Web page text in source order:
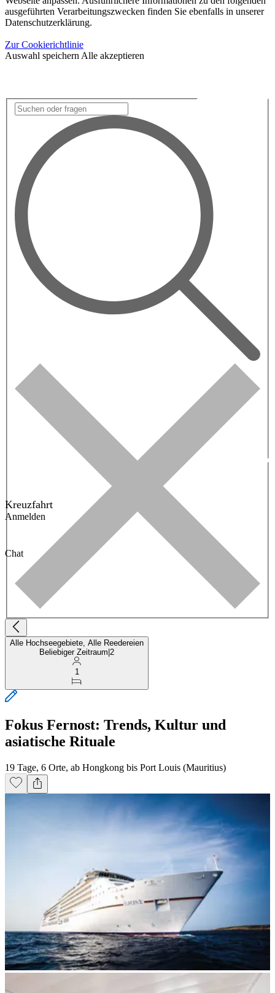
ausgeführten Verarbeitungszwecken finden Sie ebenfalls in unserer
Datenschutzerklärung.
Zur Cookierichtlinie
Auswahl speichern Alle akzeptieren
Kreuzfahrt
Anmelden
Chat
Alle Hochseegebiete, Alle Reedereien
Beliebiger Zeitraum 2
1
Fokus Fernost: Trends, Kultur und
asiatische Rituale
19 Tage, 6 Orte, ab Hongkong bis Port Louis (Mauritius)